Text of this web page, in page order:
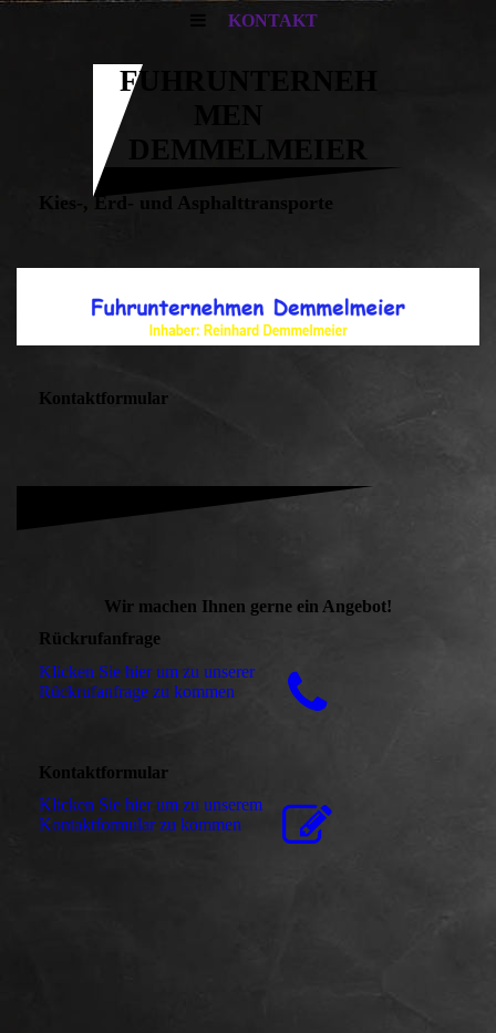
KONTAKT
FUHRUNTERNEH
DEMMELMEIER
Kies-, Erd- und Asphalttransporte
Kontaktformular
Wir machen Ihnen gerne ein Angebot!
Rückrufanfrage
Klicken Sie hier um zu unserer
Rückrufanfrage zu kommen
Kontaktformular
Klicken Sie hier um zu unserem
Kon­takt­for­mu­lar zu kommen